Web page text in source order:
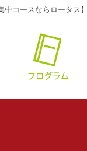
中コースならロータス】
Whyロータス？